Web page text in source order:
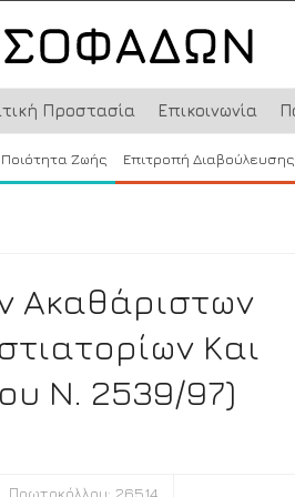
Προστασία Επικοινωνία
Ποιότητα Ζωής Επιτροπή Διαβούλευσης
Ακαθάριστων
Και
Ν. 2539/97)
Πρωτοκόλλου: 26514